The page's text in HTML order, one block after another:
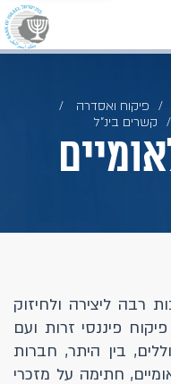
פיקוח ואסדרה
קשרים בינ"ל
רבה ליצירה ולחיזוק
פיננסי זרות ועם
בין היתר, חברות
חתימה על מזכרי